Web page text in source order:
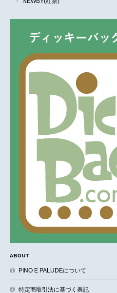
ABOUT
PINO E PALUDEについて
特定商取引法に基づく表記